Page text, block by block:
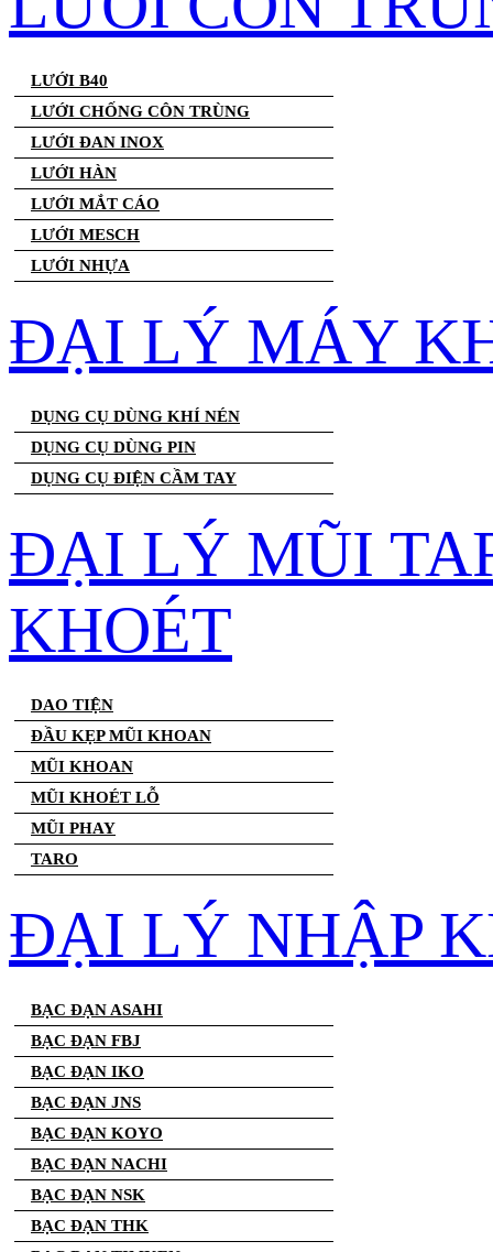
LƯỚI B40
LƯỚI CHỐNG CÔN TRÙNG
LƯỚI ĐAN INOX
LƯỚI HÀN
LƯỚI MẮT CÁO
LƯỚI MESCH
LƯỚI NHỰA
ĐẠI LÝ MÁY
DỤNG CỤ DÙNG KHÍ NÉN
DỤNG CỤ DÙNG PIN
DỤNG CỤ ĐIỆN CẦM TAY
ĐẠI LÝ MŨI
KHOÉT
DAO TIỆN
ĐẦU KẸP MŨI KHOAN
MŨI KHOAN
MŨI KHOÉT LỖ
MŨI PHAY
TARO
ĐẠI LÝ NHẬP
BẠC ĐẠN ASAHI
BẠC ĐẠN FBJ
BẠC ĐẠN IKO
BẠC ĐẠN JNS
BẠC ĐẠN KOYO
BẠC ĐẠN NACHI
BẠC ĐẠN NSK
BẠC ĐẠN THK